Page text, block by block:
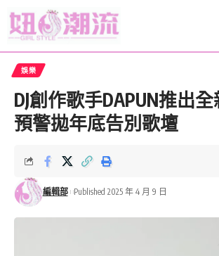
娛樂
DJ創作歌手DAPUN推出
預警拋年底告別歌壇
編輯部 Published 2025 年 4 月 9 日